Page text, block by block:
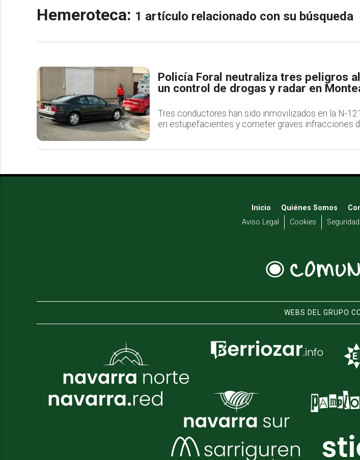
Hemeroteca: 1 artículo relacionado con su búsqueda
Policía Foral neutraliza tres peligros
un control de drogas y radar en
Tres conductores han sido inmovilizados en la N-
en estupefacientes y cometer graves infracciones
Inicio Quiénes Somos
Aviso Legal
Cookies Seguridad
WEBS DEL GRUPO